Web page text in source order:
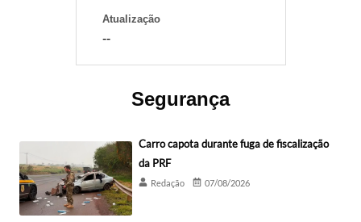
Atualização
--
Segurança
Carro capota durante fuga de fiscalização
da PRF
Redação 07/08/2026